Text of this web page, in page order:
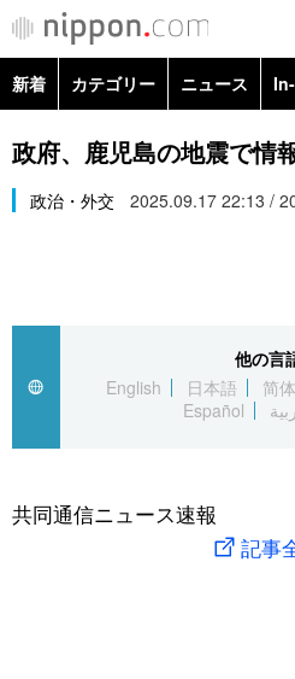
社会
旅と暮らし
新着 カテゴリー ニュース
政治・外交
経済・ビジネス
社会
文化
科学・技術
暮らし
政府、鹿児島の地震で情
政治・外交 2025.09.17 22:13 /
他の言
English
日本語 简
Español
共同通信ニュース速報
記事